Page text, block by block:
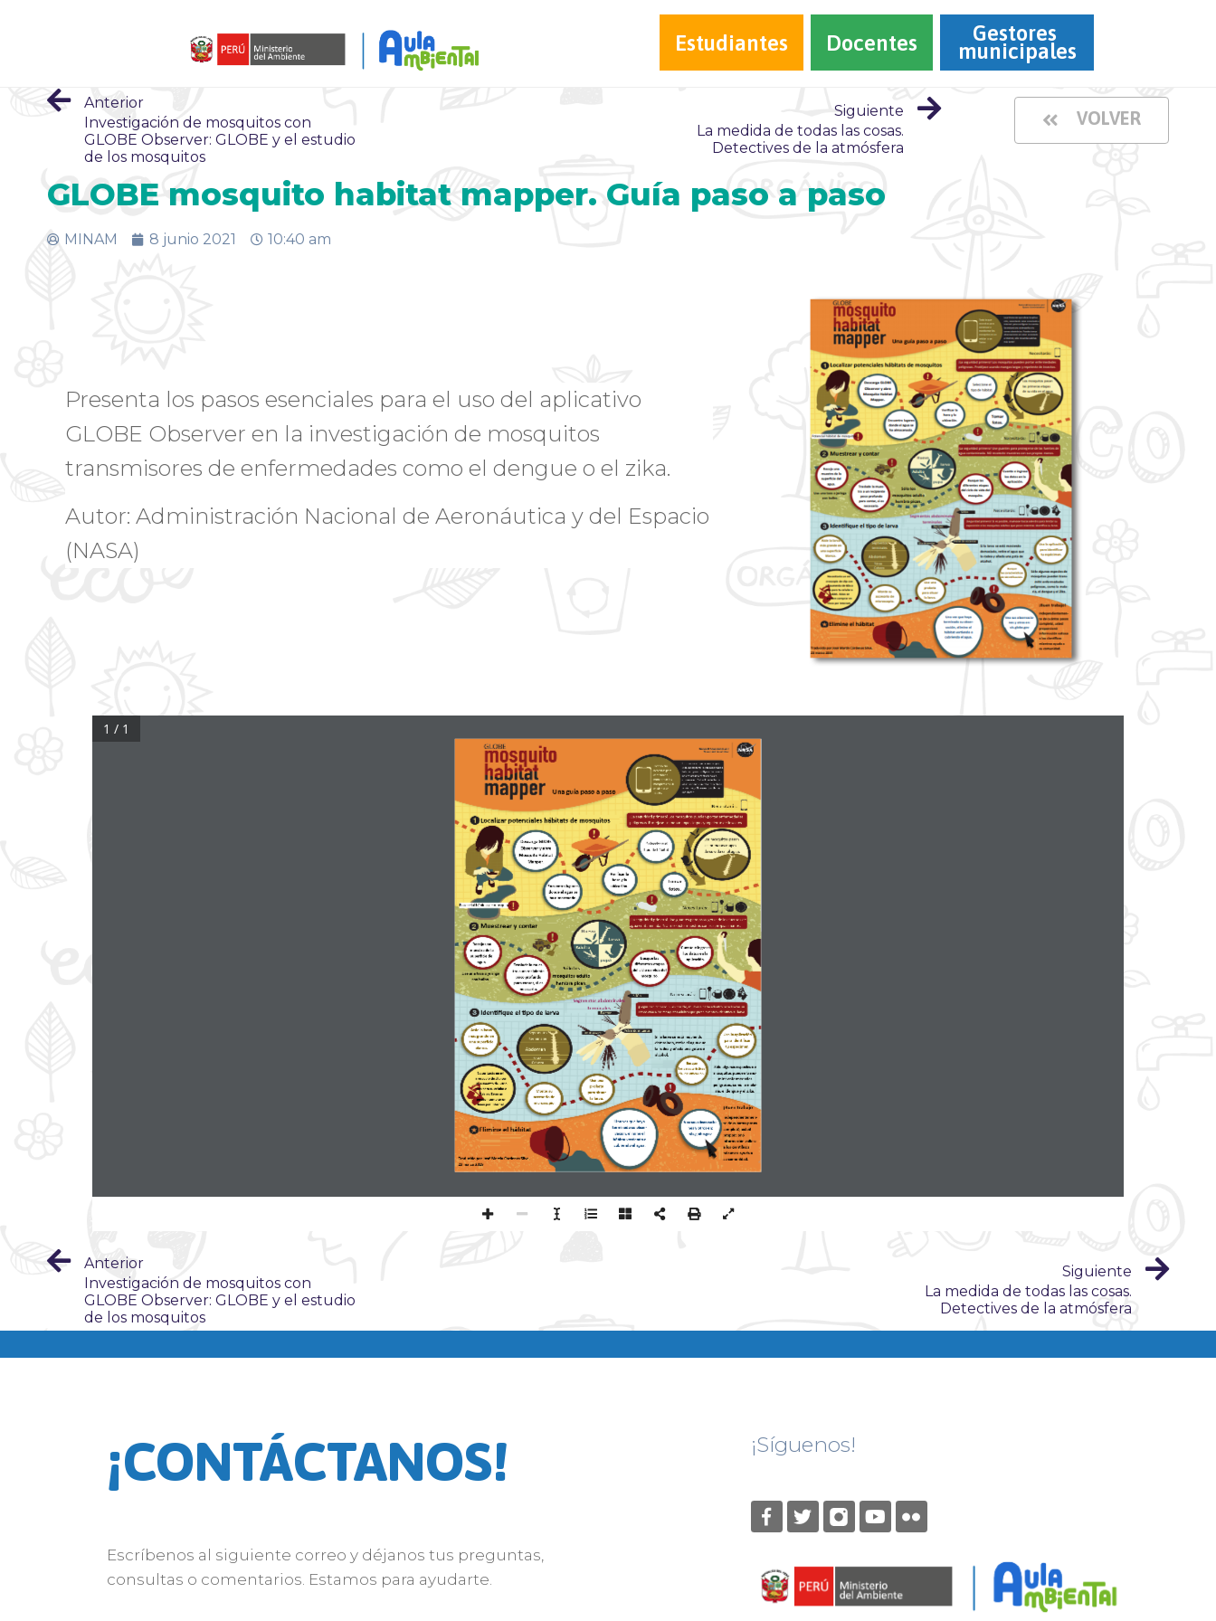
Estudiantes Docentes Gestores
municipales
Anterior
Investigación de mosquitos con
GLOBE Observer: GLOBE y el estudio
de los mosquitos
Siguiente
La medida de todas las cosas.
Detectives de la atmósfera
VOLVER
GLOBE mosquito habitat mapper. Guía paso a paso
MINAM 8 junio 2021 10:40 am
Presenta los pasos esenciales para el uso del aplicativo
GLOBE Observer en la investigación de mosquitos
transmisores de enfermedades como el dengue o el zika.
Autor: Administración Nacional de Aeronáutica y del Espacio
(NASA)
La primera vez que abras la aplica-
ción, necesitarás  estar conectado a
Internet  para configurar tu cuenta.
Se enviará una contraseña a tu
correo electrónico. Puedes tomar
observaciones sin estar conectado
a Internet, sólo recuerda subirlas
más tarde!
Todo lo que
necesitas para
comenzar a
monitorear los
mosquitos es un
celular  o un
Tablet.
Una guía paso a paso
Localizar potenciales hábitats de mosquitos
¡La seguridad primero! Los mosquitos pueden portar enfermedades
peligrosas. Protéjase usando mangas largas y repelente de insectos.
Necesitarás:
Descarga GLOBE
Observer y abre
Mosquito Habitat
Mapper.
Encuentra lugares
donde el agua se
ha almacenado.
Verificar la
hora y la
ubicación.
Seleccione el
tipo de hábitat.
Tomar
fotos.
Necesitarás:
Necesitarás:
Los mosquitos pasan
las primeras etapas
de su vida en el agua.
Muestrear y contar
Potencial hábitat de mosquitos
Recoja una
muestra de la
superficie del
agua.
Use una taza o jeringa
con bulbo.
Traslade la mues-
tra a un recipiente
poco profundo
para contar, si es
necesario.
Huevo
Adulto
Busque las
diferentes etapas
del ciclo de vida del
mosquito.
Cuente e ingrese
los datos en la
aplicación.
¡La seguridad primero! Use guantes para protegerse de las fuentes de
agua contaminada. NO recolecte muestras con sus propias manos.
Sólo los
mosquitos adulto
hembra pican.
Sifón
Pecten
Silla de montar
Peine de escamas
¡Seguridad primero! Si es posible, muévase hacia adentro para limitar su
exposición a los mosquitos adultos que pican mientras identifica su larva.
Identifique el tipo de larva
Aísle la larva
más grande en
una superficie
blanca.
Segmentos abdominales
terminales
Segmentos
terminales
Abdomen
Tórax
Cabeza
Necesitarás un mi-
croscopio de clip con
un aumento de 60x o
más para tu celular o
Tablet. Estos se
pueden comprar en
línea por Internet.
Monte su
accesorio de
microscopio.
Use una
probeta
para situar
la larva.
Busque
las características
de identificación.
Si la larva se está moviendo
demasiado, retire el agua que
la rodea y añada una gota de
alcohol.
Usa la aplicación
para identificar
tu espécimen.
Sólo algunas especies de
mosquitos pueden trans-
mitir enfermedades
peligrosas, como la mala-
ria, el dengue y el Zika.
Elimine el hábitat
Una vez que haya
terminado su obser-
vación, elimine el
hábitat vertiendo o
cubriendo el agua.
Vea sus observacio-
nes y otros en:
vis.globe.gov
¡Buen trabajo!
Independientemen-
te de cuántos pasos
completó, usted
proporcionó
información valiosa
a los científicos
mientras ayuda a
su comunidad.
Traducido por José Martín Cárdenas Silva,
23 marzo 2019
1 / 1
Anterior
Investigación de mosquitos con
GLOBE Observer: GLOBE y el estudio
de los mosquitos
Siguiente
La medida de todas las cosas.
Detectives de la atmósfera
¡CONTÁCTANOS!
Escríbenos al siguiente correo y déjanos tus preguntas,
consultas o comentarios. Estamos para ayudarte.
¡Síguenos!